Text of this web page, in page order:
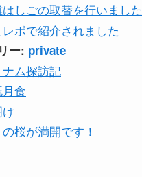
しごの取替を行いました
ポで紹介されました
ー: private
ム探訪記
食
桜が満開です！